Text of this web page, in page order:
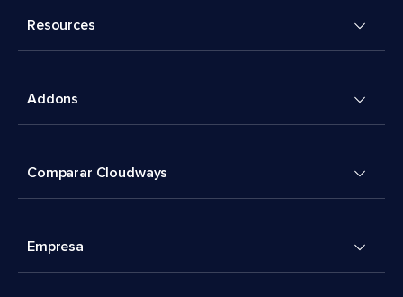
Resources
Addons
Comparar Cloudways
Empresa